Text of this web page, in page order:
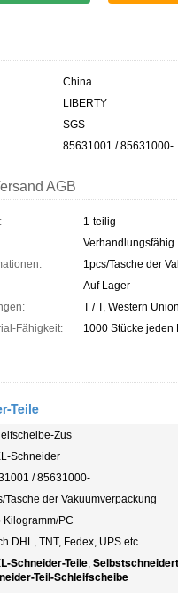
China
LIBERTY
SGS
85631001 / 85631000-
AGB
1-teilig
Verhandlungsfähig
1pcs/Tasche der
Auf Lager
T / T, Western
Fähigkeit:
1000 Stücke jeden
Teile
Zus
Schneider
/ 85631000-
Tasche der Vakuumverpackung
Kilogramm/PC
DHL, TNT, Fedex, UPS etc.
Schneider-Teile,
Teil-Schleifscheibe